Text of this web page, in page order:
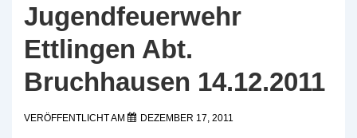
Jugendfeuerwehr
Ettlingen Abt.
Bruchhausen 14.12.2011
VERÖFFENTLICHT AM DEZEMBER 17, 2011